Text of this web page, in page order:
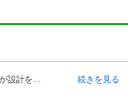
朝日野カントリー倶楽部のコースは鈴木正一氏が設計を担当しており、コース面積は100万平方メートルあります。OUTコースとINコースで18ホールあり、総距離は6,980ヤードで、パー72となっています。コースの特徴は全体的にゆるやかな起伏があります。さらに面積が広いため余裕のあるコースレイアウトになっているので、スケールの大きなコースでプレーしやすくなっています。各ホールともバンカーの数は抑え目になっているのですが、自然の池や木をコース内に巧みにレイアウトすることでホールごとに絶妙な変化があるのが特徴です。１番ホールから500ヤード越えの打ち上げのロングホールでフェアウェイをキープするのが大切です。 続きを見る